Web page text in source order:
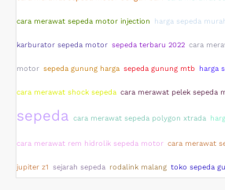
cara merawat sepeda motor injection harga sepeda
karburator sepeda motor sepeda terbaru 2022 cara
motor sepeda gunung harga sepeda gunung mtb harga
cara merawat shock sepeda cara merawat pelek sepeda
sepeda cara merawat sepeda polygon xtrada
cara merawat rem hidrolik sepeda motor cara merawat
jupiter z1 sejarah sepeda rodalink malang toko sepeda